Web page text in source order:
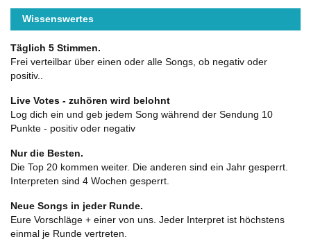
Wissenswertes
Täglich 5 Stimmen.
Frei verteilbar über einen oder alle Songs, ob negativ oder
positiv..
Live Votes - zuhören wird belohnt
Log dich ein und geb jedem Song während der Sendung 10
Punkte - positiv oder negativ
Nur die Besten.
Die Top 20 kommen weiter. Die anderen sind ein Jahr gesperrt.
Interpreten sind 4 Wochen gesperrt.
Neue Songs in jeder Runde.
Eure Vorschläge + einer von uns. Jeder Interpret ist höchstens
einmal je Runde vertreten.